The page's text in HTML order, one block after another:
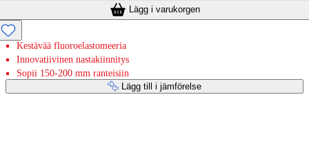
Lägg i varukorgen
Kestävää fluoroelastomeeria
Innovatiivinen nastakiinnitys
Sopii 150-200 mm ranteisiin
Lägg till i jämförelse